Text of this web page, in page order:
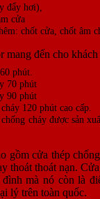
đẩy hơi),
cửa
chốt cửa, chốt âm
mang đến cho
phút.
70 phút
90 phút
120 phút cao cấp.
cháy được sản
gồm cửa thép
thoát thoát nạn.
mà nó còn là
lý trên toàn quốc.